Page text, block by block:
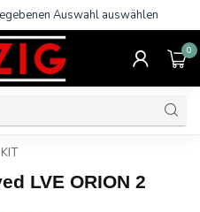
Auswahl auswählen
0
LVE ORION 2